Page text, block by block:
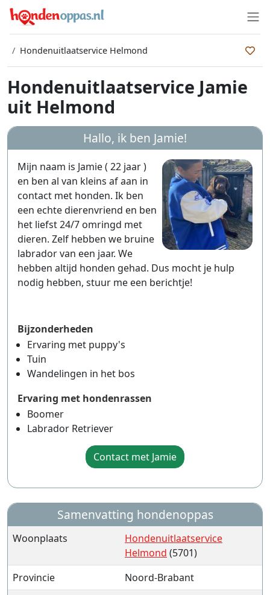
Hondenuitlaatservice Helmond
Hondenuitlaatservice Jamie
uit Helmond
Hallo, ik ben Jamie!
Mijn naam is Jamie ( 22 jaar )
en ben al van kleins af aan in
contact met honden. Ik ben
een echte dierenvriend en ben
het liefst 24/7 omringd met
dieren. Zelf hebben we bruine
labrador van een jaar. We
hebben altijd honden gehad. Dus mocht je hulp
nodig hebben, stuur me een berichtje!
Bijzonderheden
Ervaring met puppy's
Tuin
Wandelingen in het bos
Ervaring met hondenrassen
Boomer
Labrador Retriever
Contact met Jamie
Samenvatting hondenoppas
Woonplaats
Hondenuitlaatservice
Helmond (5701)
Provincie
Noord-Brabant